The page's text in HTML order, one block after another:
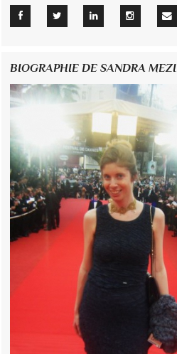
BIOGRAPHIE DE SANDRA